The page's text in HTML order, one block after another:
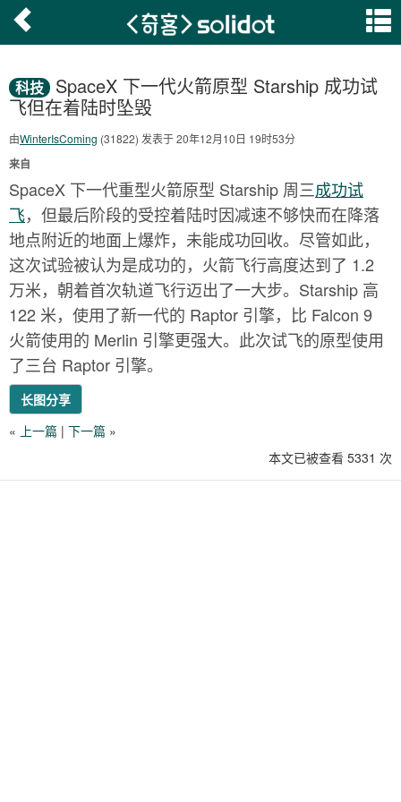
科技
SpaceX 下一代火箭原型 Starship 成功试
飞但在着陆时坠毁
由WinterIsComing (31822) 发表于 20年12月10日 19时53分
来自
SpaceX 下一代重型火箭原型 Starship 周三成功试
飞，但最后阶段的受控着陆时因减速不够快而在降落
地点附近的地面上爆炸，未能成功回收。尽管如此，
这次试验被认为是成功的，火箭飞行高度达到了 1.2
万米，朝着首次轨道飞行迈出了一大步。Starship 高
122 米，使用了新一代的 Raptor 引擎，比 Falcon 9
火箭使用的 Merlin 引擎更强大。此次试飞的原型使用
了三台 Raptor 引擎。
长图分享
« 上一篇 | 下一篇 »
本文已被查看 5331 次